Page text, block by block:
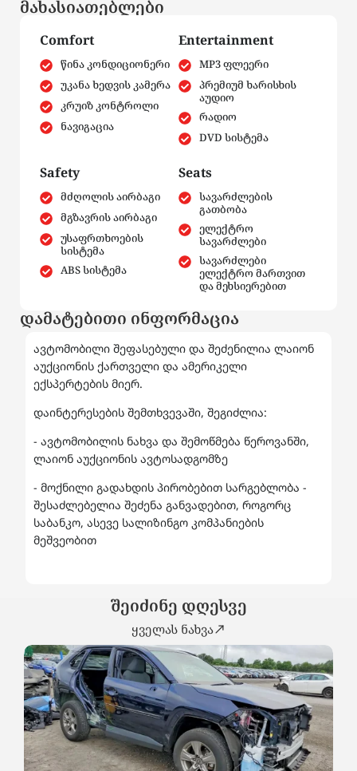
მახასიათებლები
Comfort
წინა კონდიციონერი
უკანა ხედვის კამერა
კრუიზ კონტროლი
ნავიგაცია
Entertainment
MP3 ფლეერი
პრემიუმ ხარისხის
აუდიო
რადიო
DVD სისტემა
Safety
მძღოლის აირბაგი
მგზავრის აირბაგი
უსაფრთხოების
სისტემა
ABS სისტემა
Seats
სავარძლების
გათბობა
ელექტრო
სავარძლები
სავარძლები
ელექტრო მართვით
და მეხსიერებით
დამატებითი ინფორმაცია
ავტომობილი შეფასებული და შეძენილია ლაიონ
აუქციონის ქართველი და ამერიკელი
ექსპერტების მიერ.
დაინტერესების შემთხვევაში, შეგიძლია:
- ავტომობილის ნახვა და შემოწმება წეროვანში,
ლაიონ აუქციონის ავტოსადგომზე
- მოქნილი გადახდის პირობებით სარგებლობა -
შესაძლებელია შეძენა განვადებით, როგორც
საბანკო, ასევე სალიზინგო კომპანიების
მეშვეობით
შეიძინე დღესვე
ყველას ნახვა